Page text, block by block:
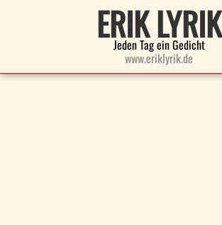
ERIK LYRIK
Jeden Tag ein Gedicht
www.eriklyrik.de